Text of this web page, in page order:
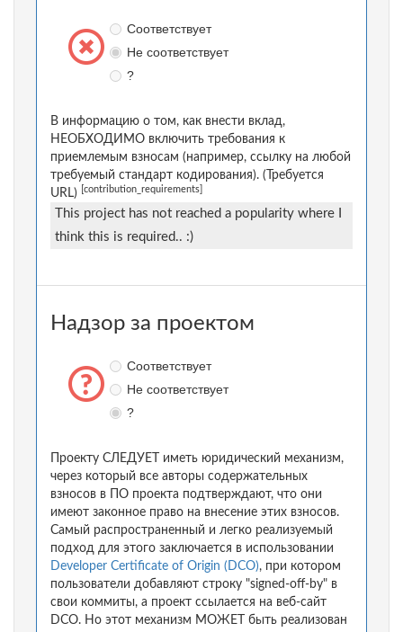
Соответствует
Не соответствует
?
В информацию о том, как внести вклад,
НЕОБХОДИМО включить требования к
приемлемым взносам (например, ссылку на любой
требуемый стандарт кодирования). (Требуется
URL)
[contribution_requirements]
This project has not reached a popularity where I
think this is required.. :)
Надзор за проектом
Соответствует
Не соответствует
?
Проекту СЛЕДУЕТ иметь юридический механизм,
через который все авторы содержательных
взносов в ПО проекта подтверждают, что они
имеют законное право на внесение этих взносов.
Самый распространенный и легко реализуемый
подход для этого заключается в использовании
Developer Certificate of Origin (DCO), при котором
пользователи добавляют строку "signed-off-by" в
свои коммиты, а проект ссылается на веб-сайт
DCO. Но этот механизм МОЖЕТ быть реализован